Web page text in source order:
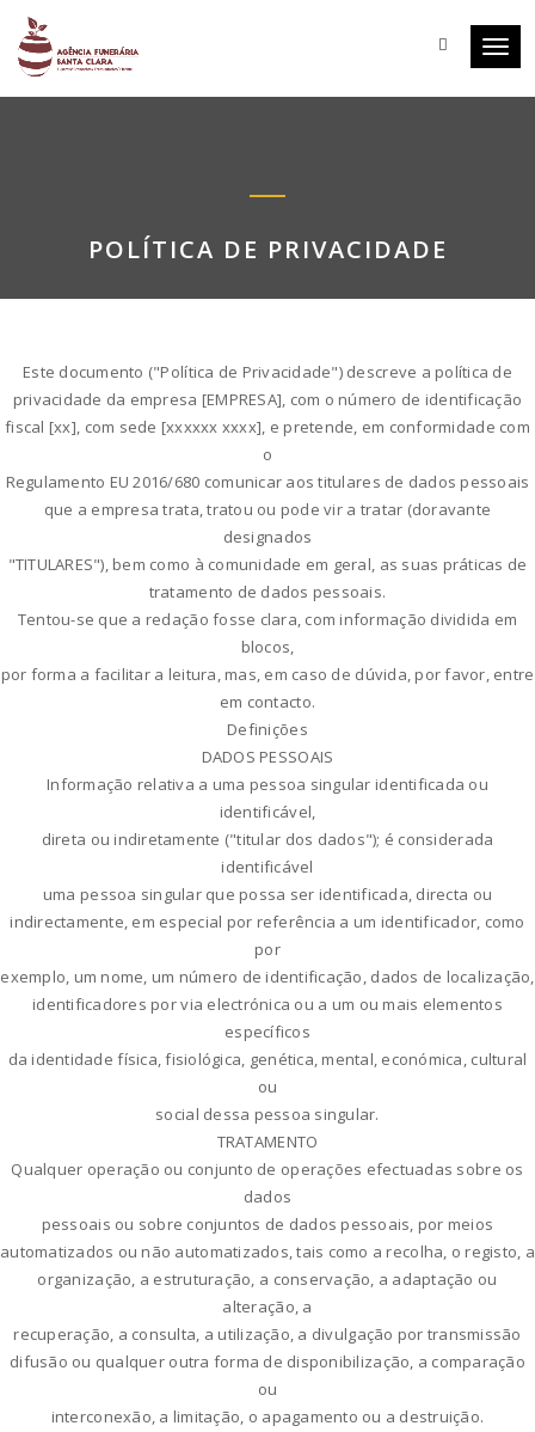
POLÍTICA DE PRIVACIDADE
Este documento ("Política de Privacidade") descreve a política de
privacidade da empresa [EMPRESA], com o número de identificação
fiscal [xx], com sede [xxxxxx xxxx], e pretende, em conformidade com
o
Regulamento EU 2016/680 comunicar aos titulares de dados pessoais
que a empresa trata, tratou ou pode vir a tratar (doravante
designados
"TITULARES"), bem como à comunidade em geral, as suas práticas de
tratamento de dados pessoais.
Tentou-se que a redação fosse clara, com informação dividida em
blocos,
por forma a facilitar a leitura, mas, em caso de dúvida, por favor, entre
em contacto.
Definições
DADOS PESSOAIS
Informação relativa a uma pessoa singular identificada ou
identificável,
direta ou indiretamente ("titular dos dados"); é considerada
identificável
uma pessoa singular que possa ser identificada, directa ou
indirectamente, em especial por referência a um identificador, como
por
exemplo, um nome, um número de identificação, dados de localização,
identificadores por via electrónica ou a um ou mais elementos
específicos
da identidade física, fisiológica, genética, mental, económica, cultural
ou
social dessa pessoa singular.
TRATAMENTO
Qualquer operação ou conjunto de operações efectuadas sobre os
dados
pessoais ou sobre conjuntos de dados pessoais, por meios
automatizados ou não automatizados, tais como a recolha, o registo, a
organização, a estruturação, a conservação, a adaptação ou
alteração, a
recuperação, a consulta, a utilização, a divulgação por transmissão
difusão ou qualquer outra forma de disponibilização, a comparação
ou
interconexão, a limitação, o apagamento ou a destruição.